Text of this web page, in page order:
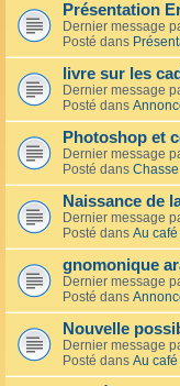
Présentation
Dernier message
Posté dans
livre sur les
Dernier message
Posté dans
Photoshop et
Dernier message
Posté dans
Naissance de
Dernier message
Posté dans Au
gnomonique
Dernier message
Posté dans
Nouvelle
Dernier message
Posté dans Au